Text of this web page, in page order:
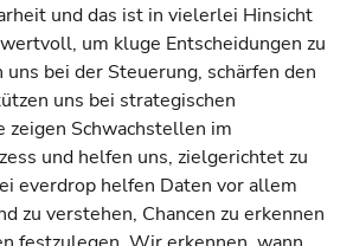
und das ist in vielerlei Hinsicht
um kluge Entscheidungen zu
bei der Steuerung, schärfen den
uns bei strategischen
zeigen Schwachstellen im
und helfen uns, zielgerichtet zu
everdrop helfen Daten vor allem
zu verstehen, Chancen zu erkennen